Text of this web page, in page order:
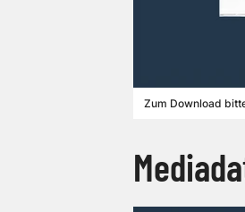
Zum Download